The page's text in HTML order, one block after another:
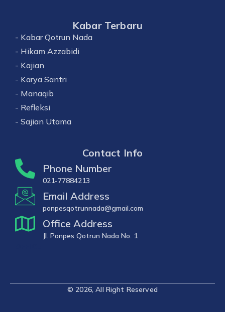
Kabar Terbaru
- Kabar Qotrun Nada
- Hikam Azzabidi
- Kajian
- Karya Santri
- Manaqib
- Refleksi
- Sajian Utama
Contact Info
Phone Number
021-77884213
Email Address
ponpesqotrunnada@gmail.com
Office Address
Jl. Ponpes Qotrun Nada No. 1
© 2026, All Right Reserved